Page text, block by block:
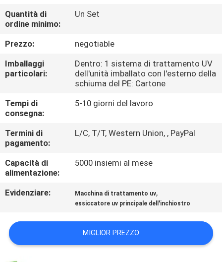
CONTROLLO
DI
QUALITÀ
CONTATTICI
NOTIZIE
RICHIEDA
UNA
CITAZIONE
DEL
SITO
Quantità di
ordine minimo:
Un Set
Prezzo:
negotiable
Imballaggi
particolari:
Dentro: 1 sistema di trattamento UV
dell'unità imballato con l'esterno della
schiuma del PE: Cartone
Tempi di
consegna:
5-10 giorni del lavoro
Termini di
pagamento:
L/C, T/T, Western Union, , PayPal
Capacità di
alimentazione:
5000 insiemi al mese
Evidenziare: Macchina di trattamento uv,
essiccatore uv principale dell'inchiostro
MIGLIOR PREZZO